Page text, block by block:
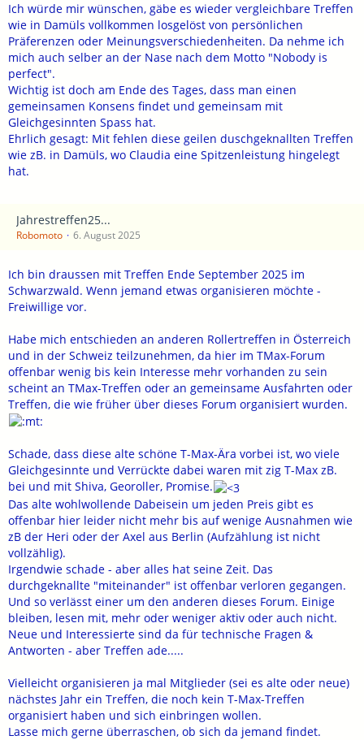
Ich würde mir wünschen, gäbe es wieder vergleichbare Treffen
wie in Damüls vollkommen losgelöst von persönlichen
Präferenzen oder Meinungsverschiedenheiten. Da nehme ich
mich auch selber an der Nase nach dem Motto "Nobody is
perfect".
Wichtig ist doch am Ende des Tages, dass man einen
gemeinsamen Konsens findet und gemeinsam mit
Gleichgesinnten Spass hat.
Ehrlich gesagt: Mit fehlen diese geilen duschgeknallten Treffen
wie zB. in Damüls, wo Claudia eine Spitzenleistung hingelegt
hat.
Jahrestreffen25...
Robomoto 6. August 2025
Ich bin draussen mit Treffen Ende September 2025 im
Schwarzwald. Wenn jemand etwas organisieren möchte -
Freiwillige vor.
Habe mich entschieden an anderen Rollertreffen in Österreich
und in der Schweiz teilzunehmen, da hier im TMax-Forum
offenbar wenig bis kein Interesse mehr vorhanden zu sein
scheint an TMax-Treffen oder an gemeinsame Ausfahrten oder
Treffen, die wie früher über dieses Forum organisiert wurden.
Schade, dass diese alte schöne T-Max-Ära vorbei ist, wo viele
Gleichgesinnte und Verrückte dabei waren mit zig T-Max zB.
bei und mit Shiva, Georoller, Promise.
Das alte wohlwollende Dabeisein um jeden Preis gibt es
offenbar hier leider nicht mehr bis auf wenige Ausnahmen wie
zB der Heri oder der Axel aus Berlin (Aufzählung ist nicht
vollzählig).
Irgendwie schade - aber alles hat seine Zeit. Das
durchgeknallte "miteinander" ist offenbar verloren gegangen.
Und so verlässt einer um den anderen dieses Forum. Einige
bleiben, lesen mit, mehr oder weniger aktiv oder auch nicht.
Neue und Interessierte sind da für technische Fragen &
Antworten - aber Treffen ade.....
Vielleicht organisieren ja mal Mitglieder (sei es alte oder neue)
nächstes Jahr ein Treffen, die noch kein T-Max-Treffen
organisiert haben und sich einbringen wollen.
Lasse mich gerne überraschen, ob sich da jemand findet.